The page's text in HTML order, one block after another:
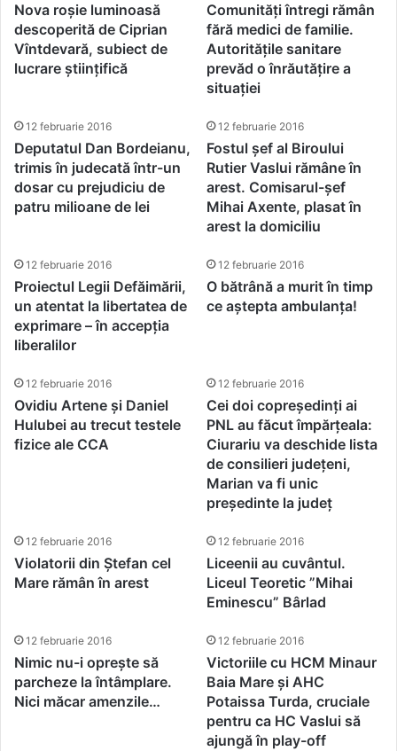
Nova roșie luminoasă
descoperită de Ciprian
Vîntdevară, subiect de
lucrare științifică
Comunități întregi rămân
fără medici de familie.
Autoritățile sanitare
prevăd o înrăutățire a
situației
12 februarie 2016
Deputatul Dan Bordeianu,
trimis în judecată într-un
dosar cu prejudiciu de
patru milioane de lei
12 februarie 2016
Fostul șef al Biroului
Rutier Vaslui rămâne în
arest. Comisarul-șef
Mihai Axente, plasat în
arest la domiciliu
12 februarie 2016
Proiectul Legii Defăimării,
un atentat la libertatea de
exprimare – în accepția
liberalilor
12 februarie 2016
O bătrână a murit în timp
ce aștepta ambulanța!
12 februarie 2016
Ovidiu Artene și Daniel
Hulubei au trecut testele
fizice ale CCA
12 februarie 2016
Cei doi copreședinți ai
PNL au făcut împărțeala:
Ciurariu va deschide lista
de consilieri județeni,
Marian va fi unic
președinte la județ
12 februarie 2016
Violatorii din Ștefan cel
Mare rămân în arest
12 februarie 2016
Liceenii au cuvântul.
Liceul Teoretic ”Mihai
Eminescu” Bârlad
12 februarie 2016
Nimic nu-i oprește să
parcheze la întâmplare.
Nici măcar amenzile…
12 februarie 2016
Victoriile cu HCM Minaur
Baia Mare și AHC
Potaissa Turda, cruciale
pentru ca HC Vaslui să
ajungă în play-off